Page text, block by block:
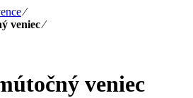
⁄
veniec⁄
veniec